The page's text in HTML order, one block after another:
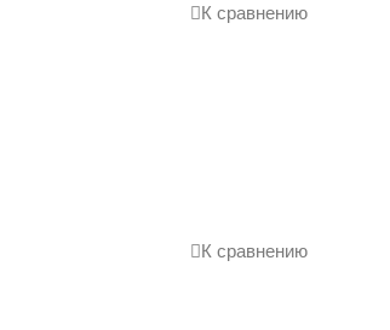
К сравнению
К сравнению